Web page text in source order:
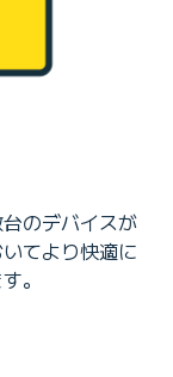
のデバイスが
てより快適に
。